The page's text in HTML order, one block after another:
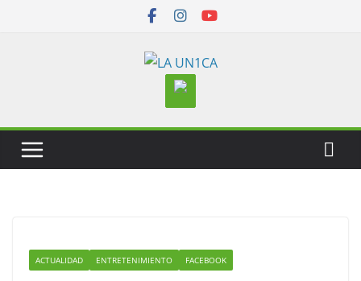
ACTUALIDAD ENTRETENIMIENTO FACEBOOK